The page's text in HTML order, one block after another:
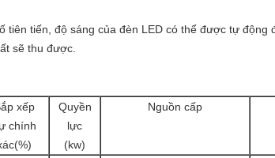
tiên tiến, độ sáng của đèn LED có thể được tự động
sẽ thu được.
xếp
chính
Quyền
lực
(kw)
Nguồn cấp